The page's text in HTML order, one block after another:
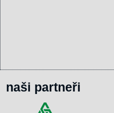
naši partneři